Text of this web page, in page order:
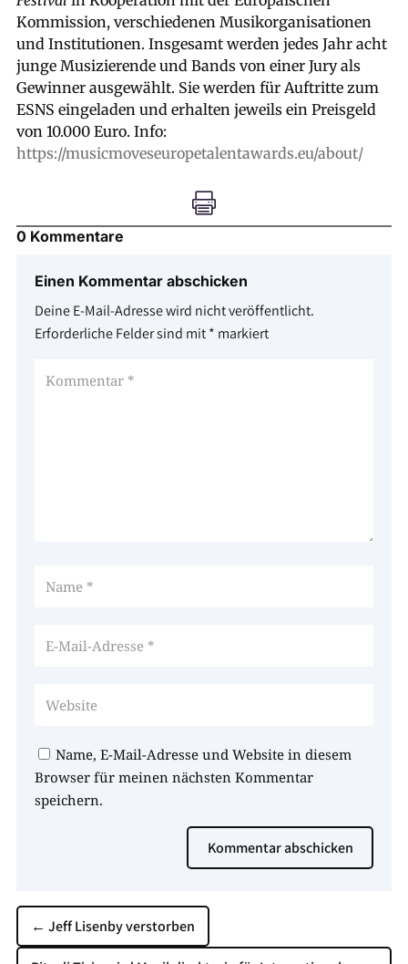
Kommission, verschiedenen Musikorganisationen
und Institutionen. Insgesamt werden jedes Jahr acht
junge Musizierende und Bands von einer Jury als
Gewinner ausgewählt. Sie werden für Auftritte zum
ESNS eingeladen und erhalten jeweils ein Preisgeld
von 10.000 Euro. Info:
https://musicmoveseuropetalentawards.eu/about/

0 Kommentare
Einen Kommentar abschicken
Deine E-Mail-Adresse wird nicht veröffentlicht.
Erforderliche Felder sind mit* markiert
Name, E-Mail-Adresse und Website in diesem
Browser für meinen nächsten Kommentar
speichern.
Kommentar abschicken
← Jeff Lisenby verstorben